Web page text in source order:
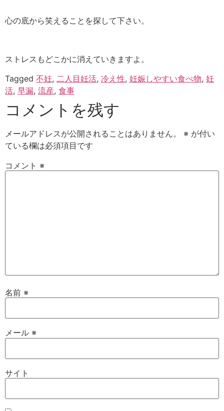
心の底から笑えることを探して下さい。
ストレスもどこかに消えていきますよ。
Tagged 不妊, 二人目妊活, 冷え性, 妊娠しやすい食べ物, 妊
活, 早漏, 流産, 食事
コメントを残す
メールアドレスが公開されることはありません。 ※ が付い
ている欄は必須項目です
コメント ※
名前 ※
メール ※
サイト